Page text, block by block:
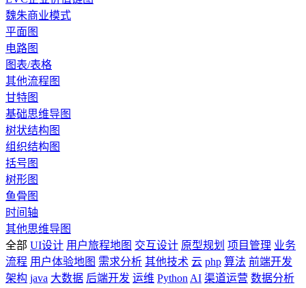
魏朱商业模式
平面图
电路图
图表/表格
其他流程图
甘特图
基础思维导图
树状结构图
组织结构图
括号图
树形图
鱼骨图
时间轴
其他思维导图
全部 UI设计 用户旅程地图 交互设计 原型规划 项目管理 业务
流程 用户体验地图 需求分析 其他技术 云 php 算法 前端开发
架构 java 大数据 后端开发 运维 Python AI 渠道运营 数据分析